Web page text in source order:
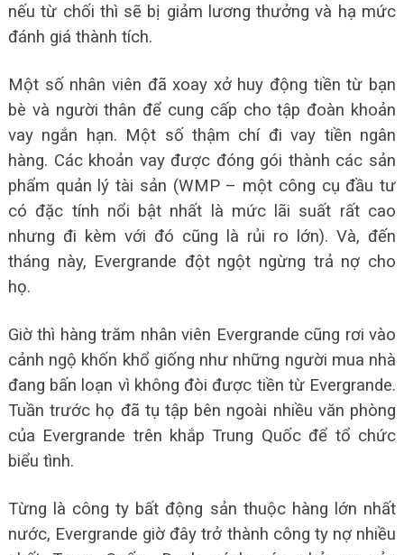
nếu từ chối thì sẽ bị giảm lương thưởng và hạ mức
đánh giá thành tích.
Một số nhân viên đã xoay xở huy động tiền từ bạn
bè và người thân để cung cấp cho tập đoàn khoản
vay ngắn hạn. Một số thậm chí đi vay tiền ngân
hàng. Các khoản vay được đóng gói thành các sản
phẩm quản lý tài sản (WMP – một công cụ đầu tư
có đặc tính nổi bật nhất là mức lãi suất rất cao
nhưng đi kèm với đó cũng là rủi ro lớn). Và, đến
tháng này, Evergrande đột ngột ngừng trả nợ cho
họ.
Giờ thì hàng trăm nhân viên Evergrande cũng rơi vào
cảnh ngộ khốn khổ giống như những người mua nhà
đang bấn loạn vì không đòi được tiền từ Evergrande.
Tuần trước họ đã tụ tập bên ngoài nhiều văn phòng
của Evergrande trên khắp Trung Quốc để tổ chức
biểu tình.
Từng là công ty bất động sản thuộc hàng lớn nhất
nước, Evergrande giờ đây trở thành công ty nợ nhiều